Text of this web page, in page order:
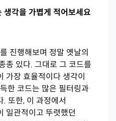
생각을 가볍게 적어보세요
진행해보며 정말 옛날의
종 있다. 그대로 그 코드를
가장 효율적이다 생각이
한 코드는 많은 필터링과
. 또한, 이 과정에서
일관적이고 뚜렷했던